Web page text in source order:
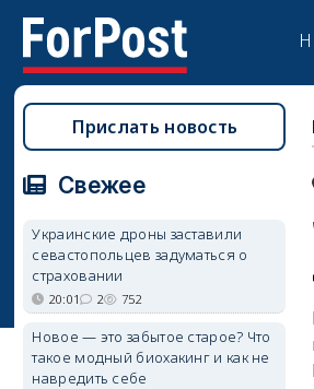
Прислать новость
Свежее
Украинские дроны заставили
севастопольцев задуматься о
страховании
20:01 2 752
Новое — это забытое старое? Что
такое модный биохакинг и как не
навредить себе